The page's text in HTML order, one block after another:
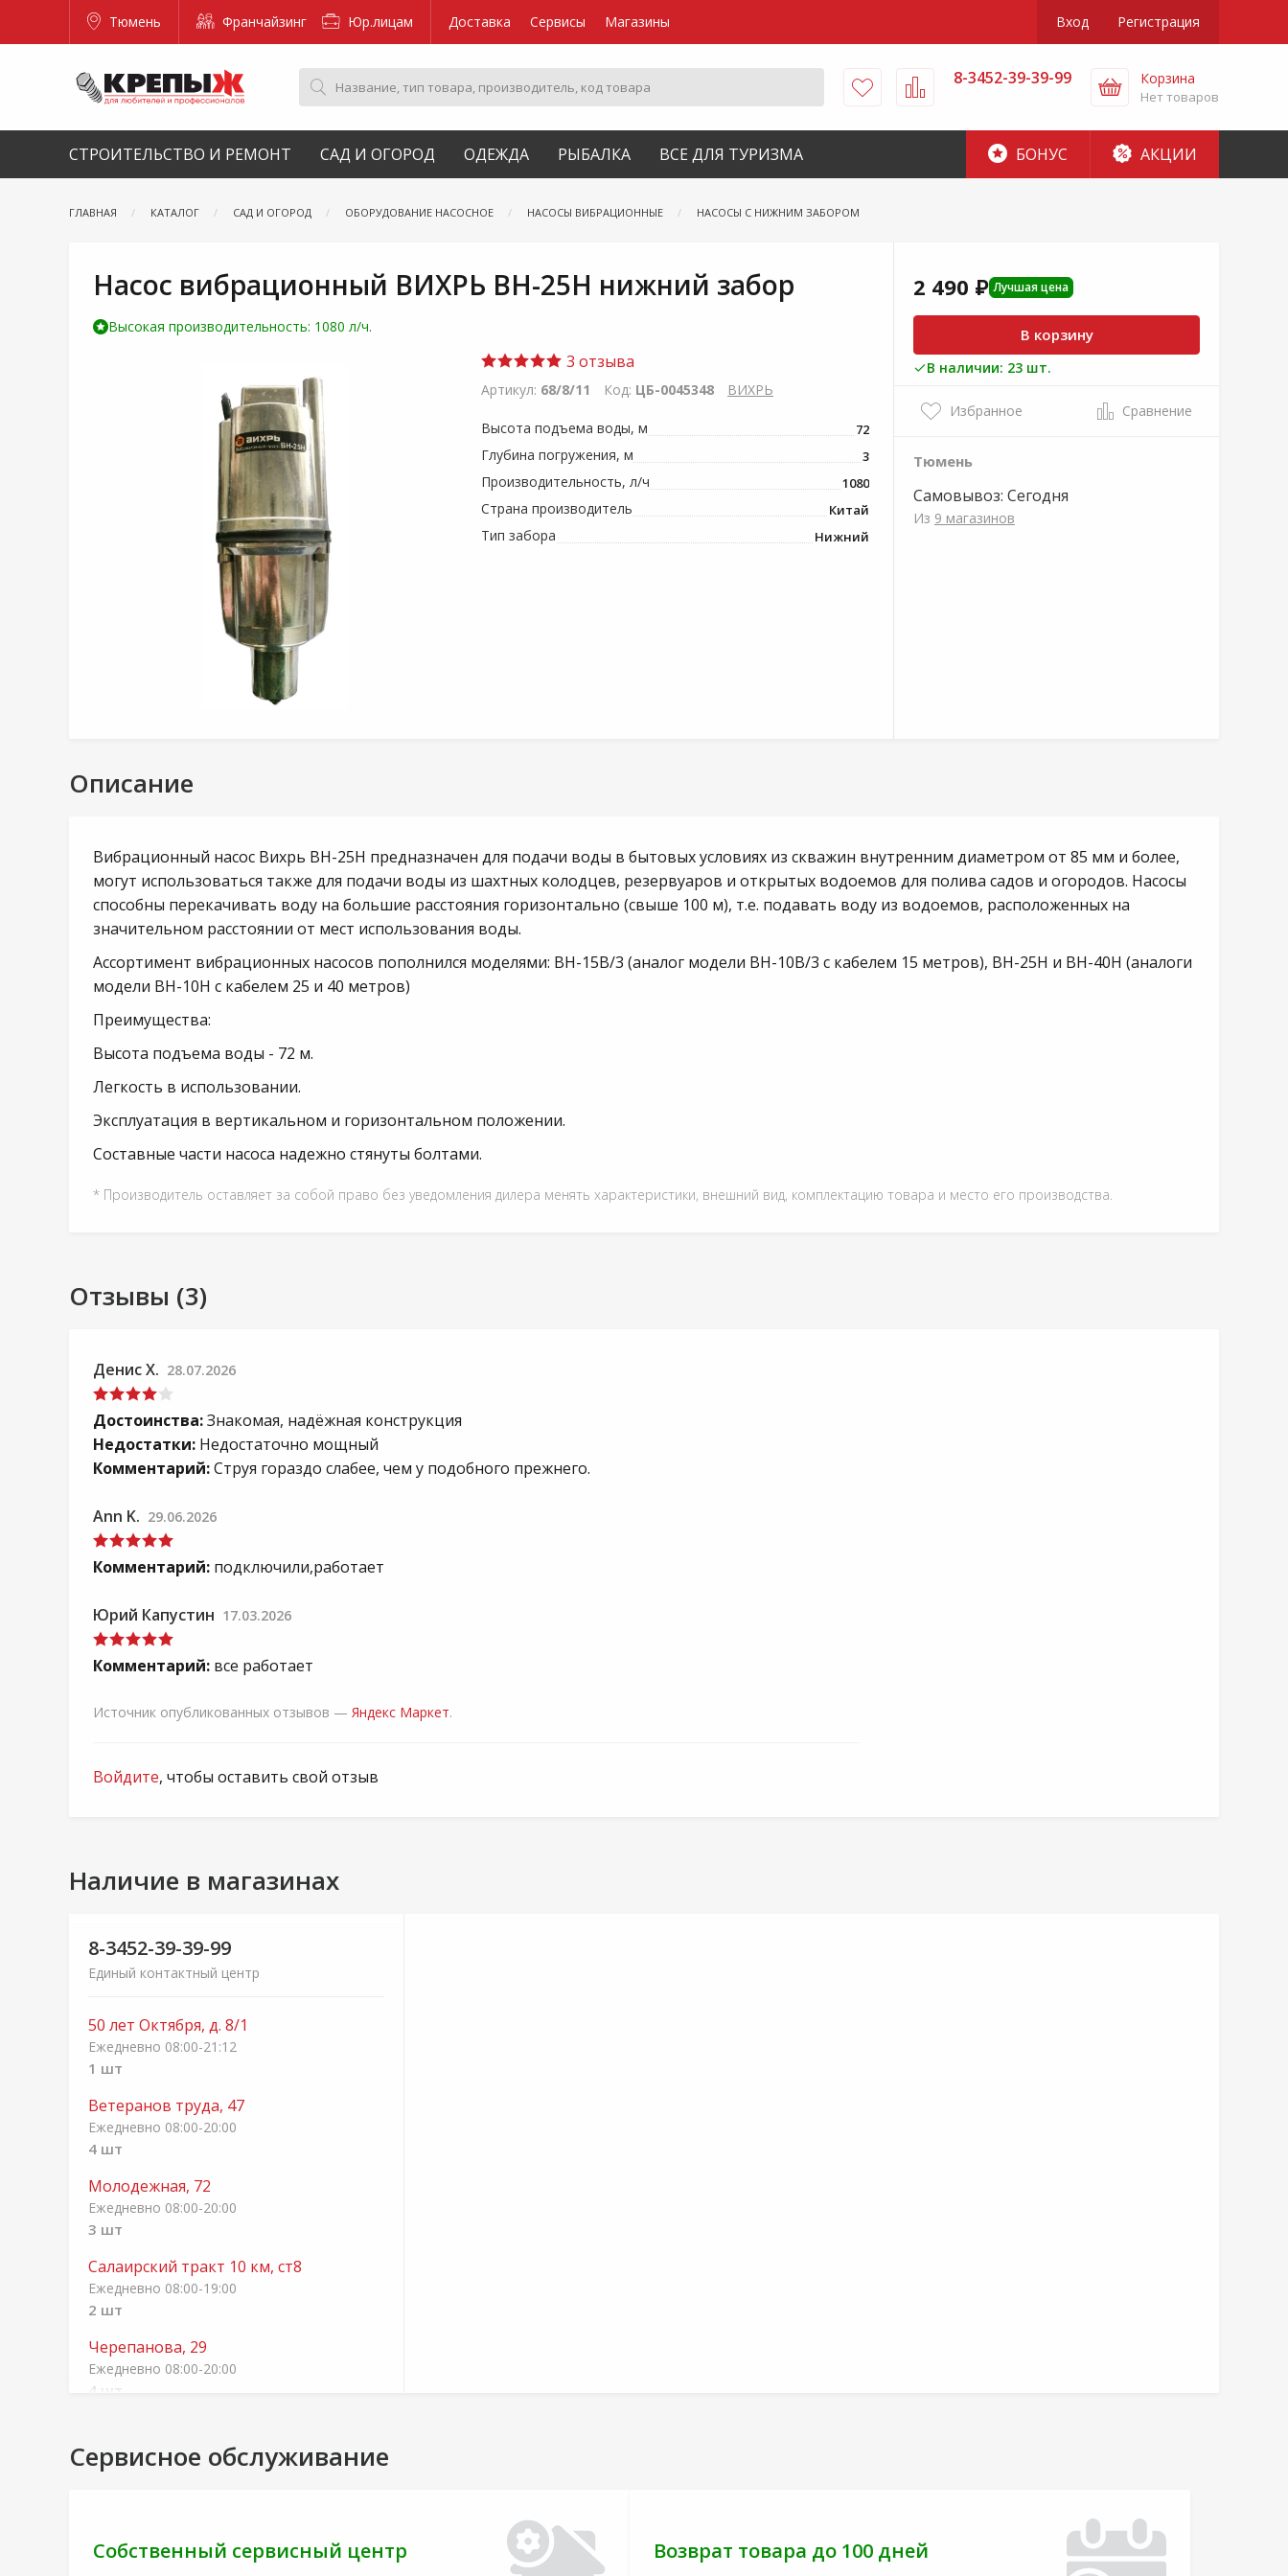
Тюмень Франчайзинг Юр.лицам Доставка Сервисы Магазины Вход Регистрация
8-3452-39-39-99 Корзина
Нет товаров
СТРОИТЕЛЬСТВО И РЕМОНТ САД И ОГОРОД ОДЕЖДА РЫБАЛКА ВСЕ ДЛЯ ТУРИЗМА БОНУС АКЦИИ
ГЛАВНАЯ КАТАЛОГ САД И ОГОРОД ОБОРУДОВАНИЕ НАСОСНОЕ НАСОСЫ ВИБРАЦИОННЫЕ НАСОСЫ С НИЖНИМ ЗАБОРОМ
Насос вибрационный ВИХРЬ ВН-25Н нижний забор
Высокая производительность: 1080 л/ч.
3 отзыва
Артикул: 68/8/11 Код: ЦБ-0045348 ВИХРЬ
Высота подъема воды, м 72
Глубина погружения, м 3
Производительность, л/ч 1080
Страна производитель Китай
Тип забора Нижний
2 490 ₽ Лучшая цена
В корзину
В наличии: 23 шт.
Избранное Сравнение
Тюмень
Самовывоз: Сегодня
Из 9 магазинов
Описание
Вибрационный насос Вихрь ВН-25H предназначен для подачи воды в бытовых условиях из скважин внутренним диаметром от 85 мм и более,
могут использоваться также для подачи воды из шахтных колодцев, резервуаров и открытых водоемов для полива садов и огородов. Насосы
способны перекачивать воду на большие расстояния горизонтально (свыше 100 м), т.е. подавать воду из водоемов, расположенных на
значительном расстоянии от мест использования воды.
Ассортимент вибрационных насосов пополнился моделями: ВН-15В/3 (аналог модели ВН-10В/3 с кабелем 15 метров), ВН-25Н и ВН-40Н (аналоги
модели ВН-10Н с кабелем 25 и 40 метров)
Преимущества:
Высота подъема воды - 72 м.
Легкость в использовании.
Эксплуатация в вертикальном и горизонтальном положении.
Составные части насоса надежно стянуты болтами.
* Производитель оставляет за собой право без уведомления дилера менять характеристики, внешний вид, комплектацию товара и место его производства.
Отзывы (3)
Денис Х. 28.07.2026
Достоинства:Знакомая, надёжная конструкция
Недостатки: Недостаточно мощный
Комментарий:Струя гораздо слабее, чем у подобного прежнего.
Ann K. 29.06.2026
Комментарий: подключили,работает
Юрий Капустин 17.03.2026
Комментарий: все работает
Источник опубликованных отзывов — Яндекс Маркет.
Войдите, чтобы оставить свой отзыв
Наличие в магазинах
8-3452-39-39-99
Единый контактный центр
50 лет Октября, д. 8/1
Ежедневно 08:00-21:12
1 шт
Ветеранов труда, 47
Ежедневно 08:00-20:00
4 шт
Молодежная, 72
Ежедневно 08:00-20:00
3 шт
Салаирский тракт 10 км, ст8
Ежедневно 08:00-19:00
2 шт
Черепанова, 29
Ежедневно 08:00-20:00
4 шт
Ежедневно 08:00-20:00
4 шт
2 шт
Сервисное обслуживание
Собственный сервисный центр Возврат товара до 100 дней